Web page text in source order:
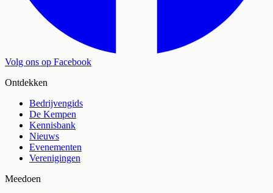
Volg ons op Facebook
Ontdekken
Bedrijvengids
De Kempen
Kennisbank
Nieuws
Evenementen
Verenigingen
Meedoen